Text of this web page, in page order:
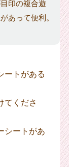
印の複合遊
あって便利。
ートがある
てくださ
シートがあ